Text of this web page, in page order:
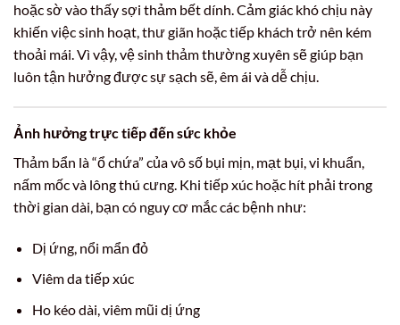
hoặc sờ vào thấy sợi thảm bết dính. Cảm giác khó chịu này
khiến việc sinh hoạt, thư giãn hoặc tiếp khách trở nên kém
thoải mái. Vì vậy, vệ sinh thảm thường xuyên sẽ giúp bạn
luôn tận hưởng được sự sạch sẽ, êm ái và dễ chịu.
Ảnh hưởng trực tiếp đến sức khỏe
Thảm bẩn là “ổ chứa” của vô số bụi mịn, mạt bụi, vi khuẩn,
nấm mốc và lông thú cưng. Khi tiếp xúc hoặc hít phải trong
thời gian dài, bạn có nguy cơ mắc các bệnh như:
Dị ứng, nổi mẩn đỏ
Viêm da tiếp xúc
Ho kéo dài, viêm mũi dị ứng